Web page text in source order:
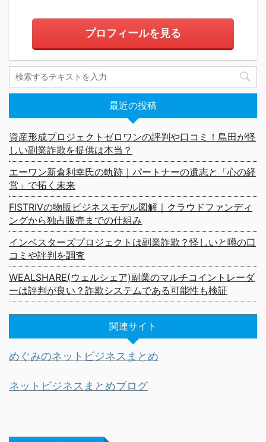
プロフィールを見る
最近の投稿
資産形成プロジェクトゼロワンの評判や口コミ！島田が怪
しい副業詐欺を提供は本当？
エーワン新倉利幸氏の軌跡｜パートナーの遺志と「心の経
営」で拓く未来
FISTRIVの物販ビジネスモデル図解｜クラウドファンディ
ングから独占販売までの仕組み
インベスターズプロジェクトは副業詐欺？怪しいと噂の口
コミや評判を調査
WEALSHARE(ウェルシェア)副業のマルチコイントレーダ
ーは評判が良い？詐欺システムである可能性も検証
関連サイト
めぐみのネットビジネスまとめ
ネットビジネスまとめブログ